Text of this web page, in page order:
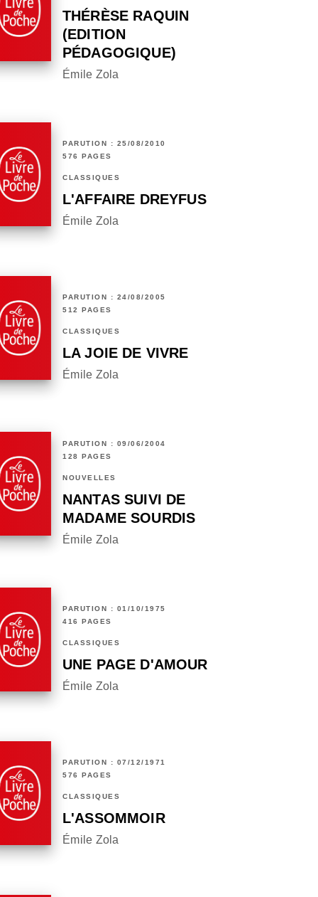
THÉRÈSE RAQUIN
(EDITION
PÉDAGOGIQUE)
Émile Zola
PARUTION : 25/08/2010
576 PAGES
CLASSIQUES
L'AFFAIRE DREYFUS
Émile Zola
PARUTION : 24/08/2005
512 PAGES
CLASSIQUES
LA JOIE DE VIVRE
Émile Zola
PARUTION : 09/06/2004
128 PAGES
NOUVELLES
NANTAS SUIVI DE
MADAME SOURDIS
Émile Zola
PARUTION : 01/10/1975
416 PAGES
CLASSIQUES
UNE PAGE D'AMOUR
Émile Zola
PARUTION : 07/12/1971
576 PAGES
CLASSIQUES
L'ASSOMMOIR
Émile Zola